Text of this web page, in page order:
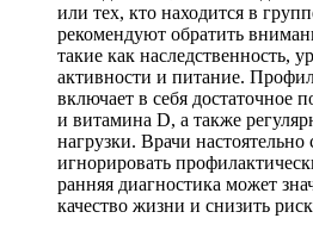
или тех, кто находится в
рекомендуют обратить
такие как наследственность,
активности и питание.
включает в себя достаточное
и витамина D, а также
нагрузки. Врачи настоятельно
игнорировать
ранняя диагностика может
качество жизни и снизить